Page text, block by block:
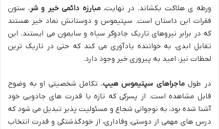
ورطه ی هلاکت بکشاند. در نهایت،مبارزه دائمی خیر و شر، ستون
فقرات این داستان است. سپتیموس و دوستانش نماد خیر هستند
که در برابر نیروهای تاریک جادوگر سیاه و سایمون می ایستند. این
تقابل ابدی، به خواننده یادآوری می کند که حتی در تاریک ترین
لحظات نیز، امید به پیروزی خیر وجود دارد.
در طولماجراهای سپتیموس هیپ، تکامل شخصیتی او به وضوح
قابل مشاهده است. از پسرکی که تازه با قدرت های جادویی خود
آشنا شده بود، به نوجوانی شجاع و مسئولیت پذیر تبدیل می شود که
درس های مهمی از دوستی، وفاداری، از خودگذشتگی و قدرت انتخاب